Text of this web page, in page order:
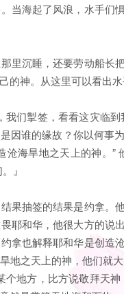
当海起了风浪，水手们
里沉睡，还要劳动船长
神。从这里可以看出
们掣签，看看这灾临
因谁的缘故？你以何事
海旱地之天上的神。”
』
果抽签的结果是约拿。
耶和华，他很大方的说
拿也解释耶和华是创造
地之天上的神，他们就
地方，比方说敬拜天